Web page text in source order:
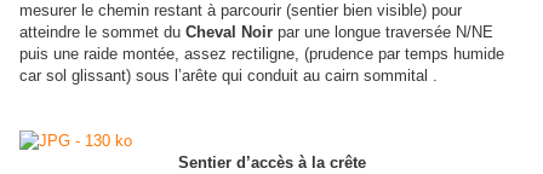
mesurer le chemin restant à parcourir (sentier bien visible) pour
atteindre le sommet du Cheval Noir par une longue traversée N/NE
puis une raide montée, assez rectiligne, (prudence par temps humide
car sol glissant) sous l’arête qui conduit au cairn sommital .
Sentier d’accès à la crête